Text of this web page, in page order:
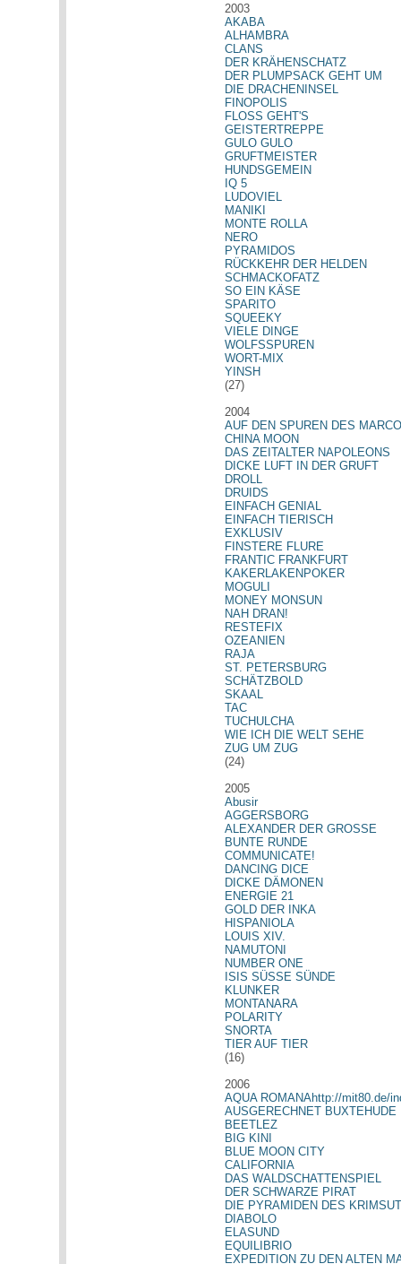
2003
AKABA
ALHAMBRA
CLANS
DER KRÄHENSCHATZ
DER PLUMPSACK GEHT UM
DIE DRACHENINSEL
FINOPOLIS
FLOSS GEHT'S
GEISTERTREPPE
GULO GULO
GRUFTMEISTER
HUNDSGEMEIN
IQ 5
LUDOVIEL
MANIKI
MONTE ROLLA
NERO
PYRAMIDOS
RÜCKKEHR DER HELDEN
SCHMACKOFATZ
SO EIN KÄSE
SPARITO
SQUEEKY
VIELE DINGE
WOLFSSPUREN
WORT-MIX
YINSH
(27)
2004
AUF DEN SPUREN DES
CHINA MOON
DAS ZEITALTER NAPOLEONS
DICKE LUFT IN DER GRUFT
DROLL
DRUIDS
EINFACH GENIAL
EINFACH TIERISCH
EXKLUSIV
FINSTERE FLURE
FRANTIC FRANKFURT
KAKERLAKENPOKER
MOGULI
MONEY MONSUN
NAH DRAN!
RESTEFIX
OZEANIEN
RAJA
ST. PETERSBURG
SCHÄTZBOLD
SKAAL
TAC
TUCHULCHA
WIE ICH DIE WELT SEHE
ZUG UM ZUG
(24)
2005
Abusir
AGGERSBORG
ALEXANDER DER GROSSE
BUNTE RUNDE
COMMUNICATE!
DANCING DICE
DICKE DÄMONEN
ENERGIE 21
GOLD DER INKA
HISPANIOLA
LOUIS XIV.
NAMUTONI
NUMBER ONE
ISIS SÜSSE SÜNDE
KLUNKER
MONTANARA
POLARITY
SNORTA
TIER AUF TIER
(16)
2006
AQUA ROMANAhttp://mit80.de/
AUSGERECHNET BUXTEHUDE
BEETLEZ
BIG KINI
BLUE MOON CITY
CALIFORNIA
DAS WALDSCHATTENSPIEL
DER SCHWARZE PIRAT
DIE PYRAMIDEN DES
DIABOLO
ELASUND
EQUILIBRIO
EXPEDITION ZU DEN ALTEN